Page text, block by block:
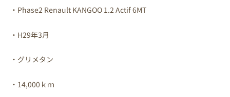
・Phase2 Renault KANGOO 1.2 Actif 6MT
・H29年3月
・グリメタン
・14,000ｋｍ